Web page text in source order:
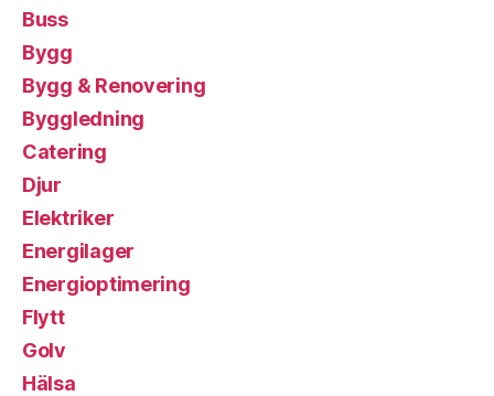
Buss
Bygg
Bygg & Renovering
Byggledning
Catering
Djur
Elektriker
Energilager
Energioptimering
Flytt
Golv
Hälsa